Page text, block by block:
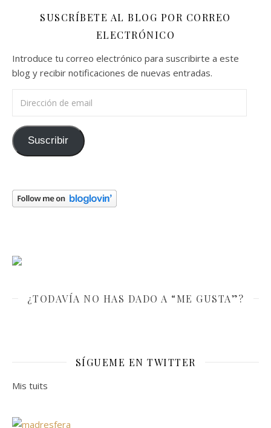
SUSCRÍBETE AL BLOG POR CORREO
ELECTRÓNICO
Introduce tu correo electrónico para suscribirte a este
blog y recibir notificaciones de nuevas entradas.
Suscribir
¿TODAVÍA NO HAS DADO A “ME GUSTA”?
SÍGUEME EN TWITTER
Mis tuits